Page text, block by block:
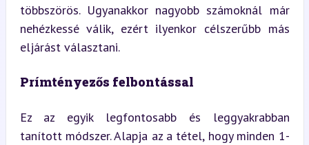
többszörös. Ugyanakkor nagyobb számoknál már
nehézkessé válik, ezért ilyenkor célszerűbb más
eljárást választani.
Prímtényezős felbontással
Ez az egyik legfontosabb és leggyakrabban
tanított módszer. Alapja az a tétel, hogy minden 1-